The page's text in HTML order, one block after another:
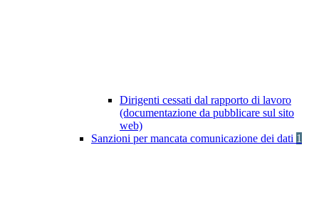
Dirigenti cessati dal rapporto di lavoro
(documentazione da pubblicare sul sito
web)
Sanzioni per mancata comunicazione dei dati 1